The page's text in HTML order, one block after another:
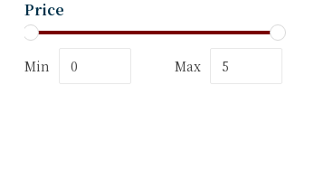
Price
Min Max